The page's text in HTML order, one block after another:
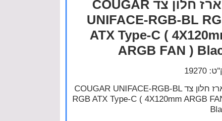
מארז חלון צד COUGAR
UNIFACE-RGB-BL
ATX Type-C (
ARGB FAN )
מארז חלון צד COUGAR UNIFACE-RGB-BL
RGB ATX Type-C ( 4X120mm ARGB